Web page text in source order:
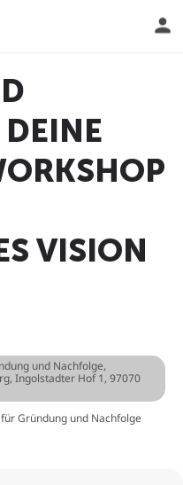
VISION
und Nachfolge,
Ingolstadter Hof 1, 97070
Gründung und Nachfolge